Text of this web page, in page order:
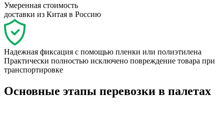
Умеренная стоимость
доставки из Китая в Россию
Надежная фиксация с помощью пленки или полиэтилена
Практически полностью исключено повреждение товара при
транспортировке
Основные этапы перевозки в палетах